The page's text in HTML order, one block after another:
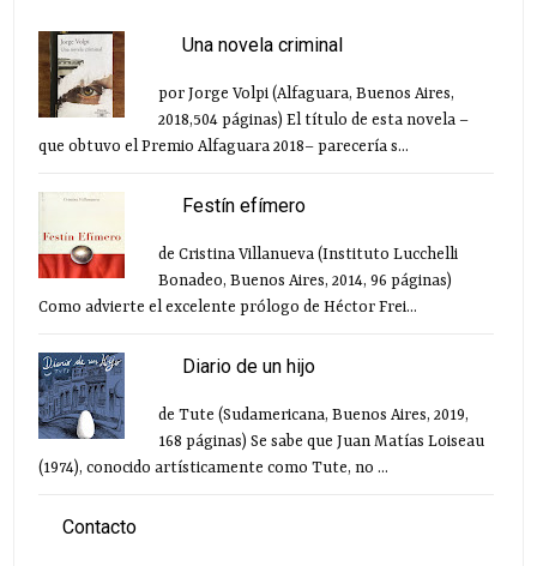
Una novela criminal
por Jorge Volpi (Alfaguara, Buenos Aires,
2018,504 páginas) El título de esta novela –
que obtuvo el Premio Alfaguara 2018– parecería s...
Festín efímero
de Cristina Villanueva (Instituto Lucchelli
Bonadeo, Buenos Aires, 2014, 96 páginas)
Como advierte el excelente prólogo de Héctor Frei...
Diario de un hijo
de Tute (Sudamericana, Buenos Aires, 2019,
168 páginas) Se sabe que Juan Matías Loiseau
(1974), conocido artísticamente como Tute, no ...
Contacto